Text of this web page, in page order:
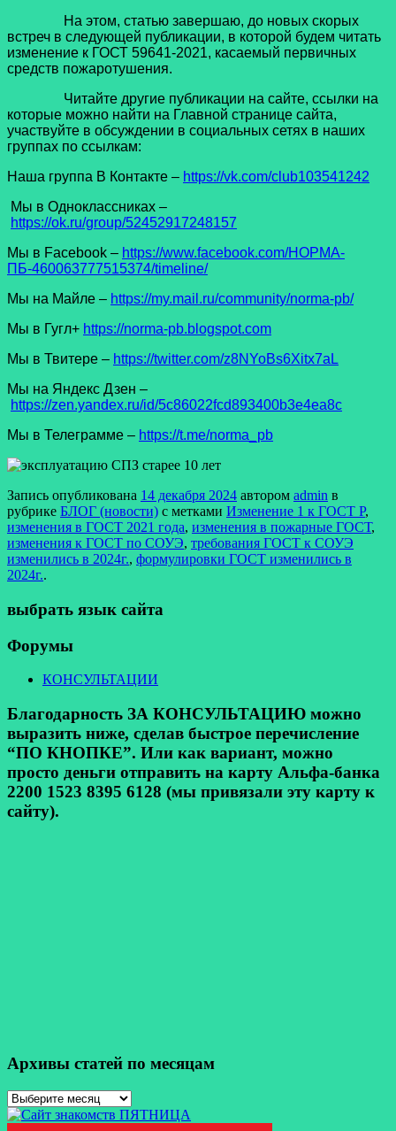
На этом, статью завершаю, до новых скорых
встреч в следующей публикации, в которой будем читать
изменение к ГОСТ 59641-2021, касаемый первичных
средств пожаротушения.
Читайте другие публикации на сайте, ссылки на
которые можно найти на Главной странице сайта,
участвуйте в обсуждении в социальных сетях в наших
группах по ссылкам:
Наша группа В Контакте – https://vk.com/club103541242
Мы в Одноклассниках –
https://ok.ru/group/52452917248157
Мы в Facеbook – https://www.facebook.com/НОРМА-
ПБ-460063777515374/timeline/
Мы на Майле – https://my.mail.ru/community/norma-pb/
Мы в Гугл+ https://norma-pb.blogspot.com
Мы в Твитере – https://twitter.com/z8NYoBs6Xitx7aL
Мы на Яндекс Дзен –
https://zen.yandex.ru/id/5c86022fcd893400b3e4ea8c
Мы в Телеграмме – https://t.me/norma_pb
Запись опубликована 14 декабря 2024 автором admin в
рубрике БЛОГ (новости) с метками Изменение 1 к ГОСТ Р,
изменения в ГОСТ 2021 года, изменения в пожарные ГОСТ,
изменения к ГОСТ по СОУЭ, требования ГОСТ к СОУЭ
изменились в 2024г., формулировки ГОСТ изменились в
2024г..
выбрать язык сайта
Форумы
КОНСУЛЬТАЦИИ
Благодарность ЗА КОНСУЛЬТАЦИЮ можно
выразить ниже, сделав быстрое перечисление
“ПО КНОПКЕ”. Или как вариант, можно
просто деньги отправить на карту Альфа-банка
2200 1523 8395 6128 (мы привязали эту карту к
сайту).
Архивы статей по месяцам
Архивы
статей